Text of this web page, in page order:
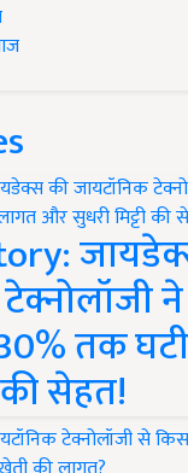
तक
की सेहत!